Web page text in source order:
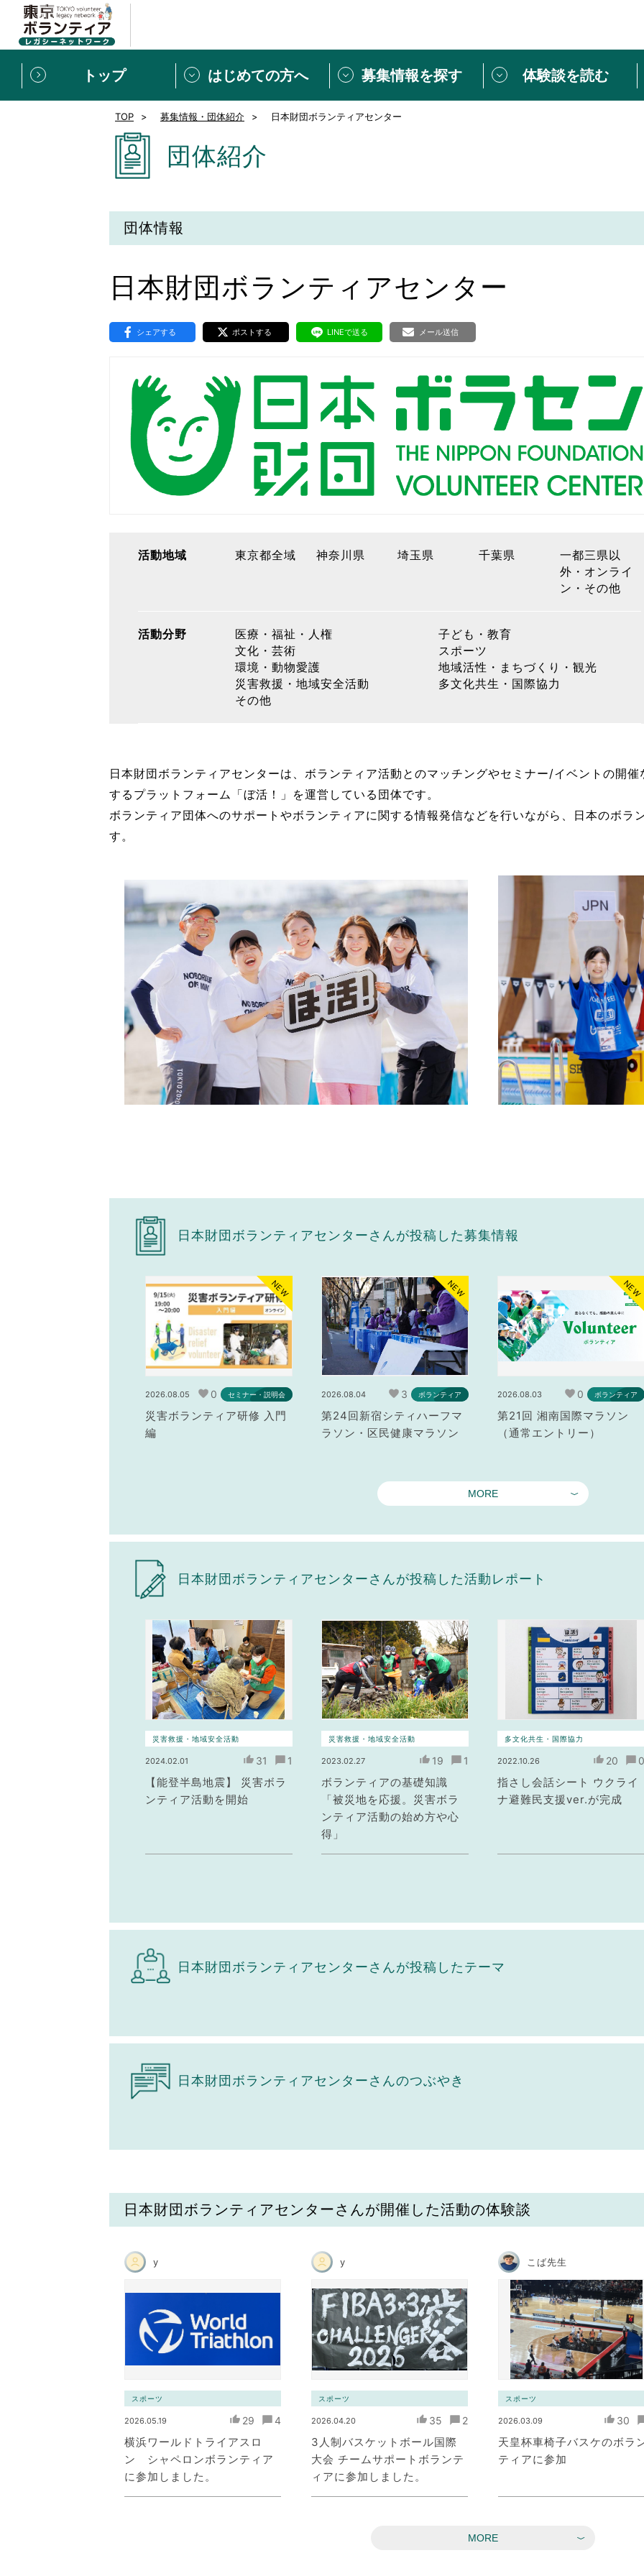
トップ はじめての方へ
新規登録 ボランティアをしたい方は
VLNポイントとは 中高生が参加
募集情報を探す
募集情報
体験談を読む
[個人] 体験談
ボランティアの広場
新着記事一覧
スペシャルイン
ボランティアは
東京2020大会の軌跡
シティキャスト
おもてなし語学ボランティア
TOP 募集情報・団体紹介 日本財団ボランティアセンター
団体紹介
団体情報
日本財団ボランティアセンター
シェアする ポストする LINEで送る メール送信
活動地域 東京都全域 神奈川県 埼玉県 千葉県
一都三県以
外・オンライ
ン・その他
活動分野 医療・福祉・人権
子ども・教育
文化・芸術
スポーツ
環境・動物愛護
地域活性・まちづくり・観光
災害救援・地域安全活動
多文化共生・国際協力
その他
日本財団ボランティアセンターは、ボランティア活動とのマッチングやセミナー/イベントの開
するプラットフォーム「ぼ活！」を運営している団体です。
ボランティア団体へのサポートやボランティアに関する情報発信などを行いながら、日本のボラ
す。
日本財団ボランティアセンターさんが投稿した募集情報
NEW
2026.08.05 0 セミナー・説明会
災害ボランティア研修 入門
編
NEW
2026.08.04 3 ボランティア
第24回新宿シティハーフマ
ラソン・区民健康マラソン
NEW
2026.08.03 0 ボランティア
第21回 湘南国際マラソン
（通常エントリー）
MORE
日本財団ボランティアセンターさんが投稿した活動レポート
災害救援・地域安全活動
2024.02.01 31 1
【能登半島地震】 災害ボラ
ンティア活動を開始
災害救援・地域安全活動
2023.02.27 19 1
ボランティアの基礎知識
「被災地を応援。災害ボラ
ンティア活動の始め方や心
得」
多文化共生・国際協力
2022.10.26 20
指さし会話シート ウクライ
ナ避難民支援ver.が完成
日本財団ボランティアセンターさんが投稿したテーマ
日本財団ボランティアセンターさんのつぶやき
日本財団ボランティアセンターさんが開催した活動の体験談
y
スポーツ
2026.05.19 29 4
横浜ワールドトライアスロ
ン シャペロンボランティア
に参加しました。
y
スポーツ
2026.04.20 35 2
3人制バスケットボール国際
大会 チームサポートボランテ
ィアに参加しました。
こば先生
スポーツ
2026.03.09 30
天皇杯車椅子バスケのボラ
ティアに参加
MORE